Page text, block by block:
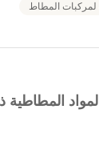
لمركبات المطاط